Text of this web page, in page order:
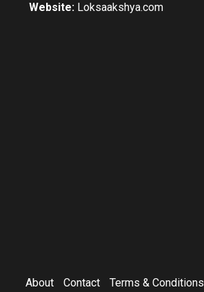
Website: Loksaakshya.com
About Contact Terms & Conditions